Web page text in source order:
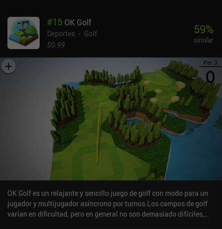
#15 OK Golf
Deportes
Golf
$0.99
59%
similar
OK Golf es un relajante y sencillo juego de golf con modo para un
jugador y multijugador asíncrono por turnos.Los campos de golf
varían en dificultad, pero en general no son demasiado difíciles,